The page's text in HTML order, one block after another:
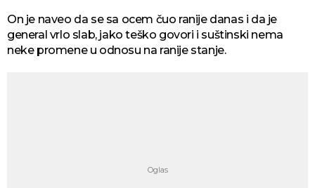
On je naveo da se sa ocem čuo ranije danas i da je
general vrlo slab, jako teško govori i suštinski nema
neke promene u odnosu na ranije stanje.